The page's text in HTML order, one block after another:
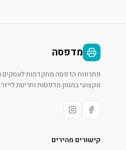
מדפסה
פתרונות הדפסה מתקדמות לעסקים
מקצועי במגוון מדפסות וחריטת לייזר.
קישורים מהירים